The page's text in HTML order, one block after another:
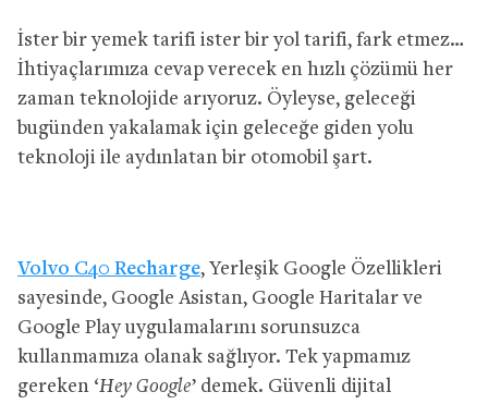
İster bir yemek tarifi ister bir yol tarifi, fark etmez…
İhtiyaçlarımıza cevap verecek en hızlı çözümü her
zaman teknolojide arıyoruz. Öyleyse, geleceği
bugünden yakalamak için geleceğe giden yolu
teknoloji ile aydınlatan bir otomobil şart.
Volvo C40 Recharge, Yerleşik Google Özellikleri
sayesinde, Google Asistan, Google Haritalar ve
Google Play uygulamalarını sorunsuzca
kullanmamıza olanak sağlıyor. Tek yapmamız
gereken ‘Hey Google’ demek. Güvenli dijital